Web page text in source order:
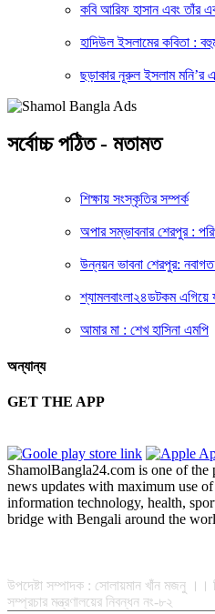
কবি আরিফ হাসান এবং তাঁর
হাদিউল ইসলামের কবিতা :
ছড়াকার নূরুল ইসলাম মনি’র
সর্বোচ্চ পঠিত - মতামত
শিক্ষায় সংস্কৃতির সম্পর্ক
অপার সম্ভাবনার শেরপুর :
উন্নয়ন ভাবনা শেরপুর:
শ্যামলবাংলা২৪ডটকম এগিয়ে
আমার মা : শেখ হাসিনা এমপি
অন্যান্য
GET THE APP
ShamolBangla24.com is one of
news updates with maximum use
information technology, health,
bridge with Bengali around the
উপদেষ্টা সম্পাদক : সোলায়মান খাঁন মজনু ।।
সম্প্রচার মন্ত্রণালয়ের নিবন্ধন নং-৮২